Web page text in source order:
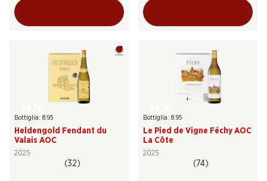
Bottiglia: 8.95
Heldengold Fendant du
Valais AOC
2025
(32)
Bottiglia: 8.95
Le Pied de Vigne Féchy AOC
La Côte
2025
(74)